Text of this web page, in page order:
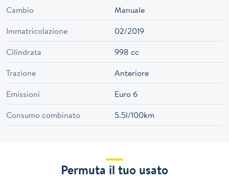
Cambio
Manuale
Immatricolazione
02/2019
Cilindrata
998 cc
Trazione
Anteriore
Emissioni
Euro 6
Consumo combinato
5.5l/100km
Permuta il tuo usato